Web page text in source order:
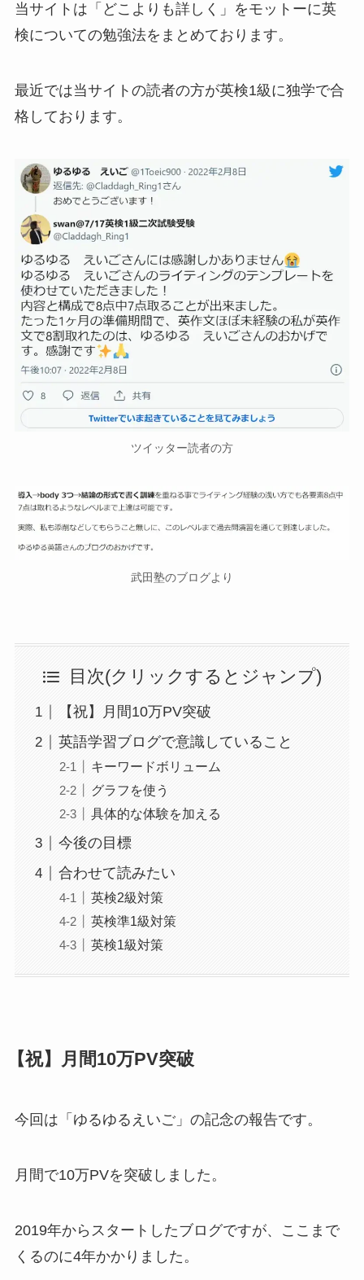
当サイトは「どこよりも詳しく」をモットーに英
検についての勉強法をまとめております。
最近では当サイトの読者の方が英検1級に独学で合
格しております。
ツイッター読者の方
武田塾のブログより
目次(クリックするとジャンプ)
【祝】月間10万PV突破
英語学習ブログで意識していること
キーワードボリューム
グラフを使う
具体的な体験を加える
今後の目標
合わせて読みたい
英検2級対策
英検準1級対策
英検1級対策
【祝】月間10万PV突破
今回は「ゆるゆるえいご」の記念の報告です。
月間で10万PVを突破しました。
2019年からスタートしたブログですが、ここまで
くるのに4年かかりました。